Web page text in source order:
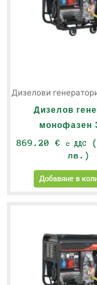
Дизелови
Дизелов
монофазен
869.20 € с ДДС
лв.)
Добавяне в